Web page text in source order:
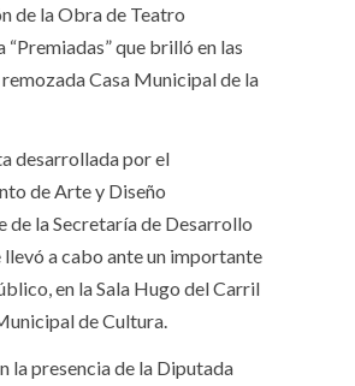
de la Obra de Teatro
“Premiadas” que brilló en las
Casa Municipal de la
desarrollada por el
de Arte y Diseño
de la Secretaría de Desarrollo
llevó a cabo ante un importante
en la Sala Hugo del Carril
de Cultura.
la presencia de la Diputada